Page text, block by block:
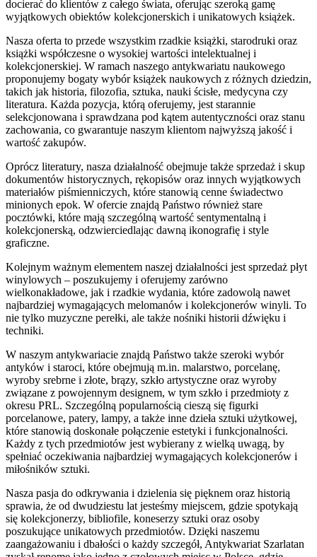
docierać do klientów z całego świata, oferując szeroką gamę
wyjątkowych obiektów kolekcjonerskich i unikatowych książek.
Nasza oferta to przede wszystkim rzadkie książki, starodruki oraz
książki współczesne o wysokiej wartości intelektualnej i
kolekcjonerskiej. W ramach naszego antykwariatu naukowego
proponujemy bogaty wybór książek naukowych z różnych dziedzin,
takich jak historia, filozofia, sztuka, nauki ścisłe, medycyna czy
literatura. Każda pozycja, którą oferujemy, jest starannie
selekcjonowana i sprawdzana pod kątem autentyczności oraz stanu
zachowania, co gwarantuje naszym klientom najwyższą jakość i
wartość zakupów.
Oprócz literatury, nasza działalność obejmuje także sprzedaż i skup
dokumentów historycznych, rękopisów oraz innych wyjątkowych
materiałów piśmienniczych, które stanowią cenne świadectwo
minionych epok. W ofercie znajdą Państwo również stare
pocztówki, które mają szczególną wartość sentymentalną i
kolekcjonerską, odzwierciedlając dawną ikonografię i style
graficzne.
Kolejnym ważnym elementem naszej działalności jest sprzedaż płyt
winylowych – poszukujemy i oferujemy zarówno
wielkonakładowe, jak i rzadkie wydania, które zadowolą nawet
najbardziej wymagających melomanów i kolekcjonerów winyli. To
nie tylko muzyczne perełki, ale także nośniki historii dźwięku i
techniki.
W naszym antykwariacie znajdą Państwo także szeroki wybór
antyków i staroci, które obejmują m.in. malarstwo, porcelanę,
wyroby srebrne i złote, brązy, szkło artystyczne oraz wyroby
związane z powojennym designem, w tym szkło i przedmioty z
okresu PRL. Szczególną popularnością cieszą się figurki
porcelanowe, patery, lampy, a także inne dzieła sztuki użytkowej,
które stanowią doskonałe połączenie estetyki i funkcjonalności.
Każdy z tych przedmiotów jest wybierany z wielką uwagą, by
spełniać oczekiwania najbardziej wymagających kolekcjonerów i
miłośników sztuki.
Nasza pasja do odkrywania i dzielenia się pięknem oraz historią
sprawia, że od dwudziestu lat jesteśmy miejscem, gdzie spotykają
się kolekcjonerzy, bibliofile, koneserzy sztuki oraz osoby
poszukujące unikatowych przedmiotów. Dzięki naszemu
zaangażowaniu i dbałości o każdy szczegół, Antykwariat Szarlatan